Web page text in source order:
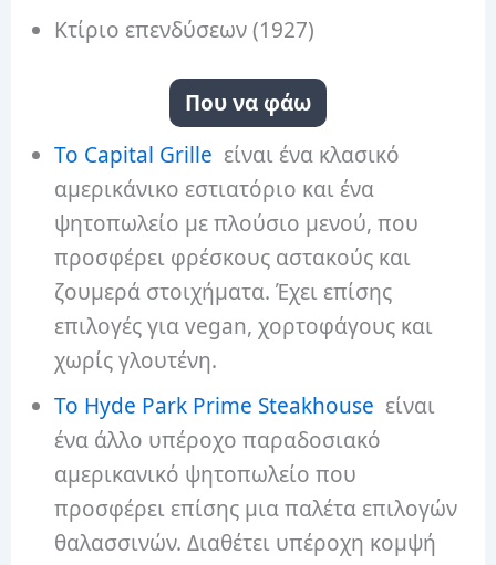
Κτίριο επενδύσεων (1927)
Που να φάω
Το Capital Grille είναι ένα κλασικό
αμερικάνικο εστιατόριο και ένα
ψητοπωλείο με πλούσιο μενού, που
προσφέρει φρέσκους αστακούς και
ζουμερά στοιχήματα. Έχει επίσης
επιλογές για vegan, χορτοφάγους και
χωρίς γλουτένη.
Το Hyde Park Prime Steakhouse είναι
ένα άλλο υπέροχο παραδοσιακό
αμερικανικό ψητοπωλείο που
προσφέρει επίσης μια παλέτα επιλογών
θαλασσινών. Διαθέτει υπέροχη κομψή